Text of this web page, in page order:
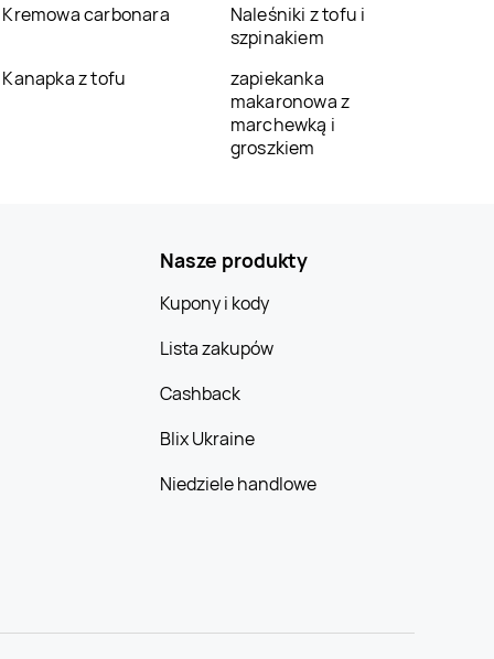
Kremowa carbonara
Naleśniki z tofu i
szpinakiem
Kanapka z tofu
zapiekanka
makaronowa z
marchewką i
groszkiem
Nasze produkty
Kupony i kody
Lista zakupów
Cashback
Blix Ukraine
Niedziele handlowe